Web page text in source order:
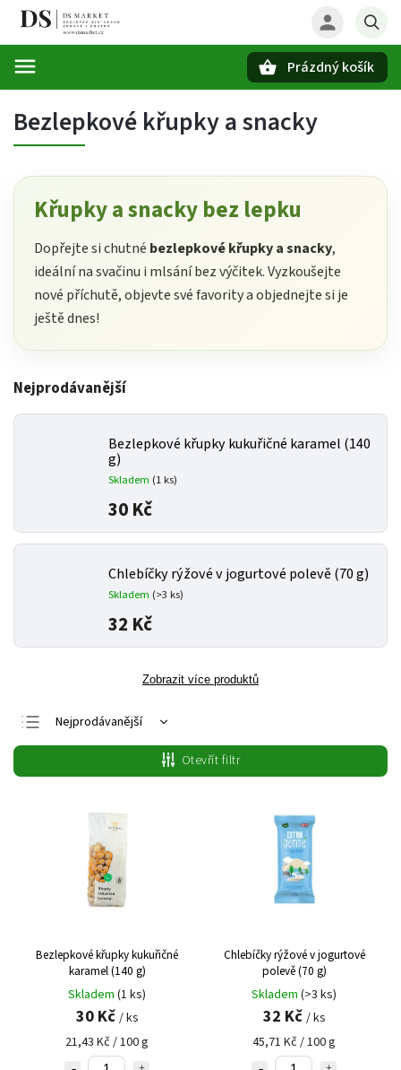
Prázdný košík
Bezlepkové křupky a snacky
Křupky a snacky bez lepku
Dopřejte si chutné bezlepkové křupky a snacky,
ideální na svačinu i mlsání bez výčitek. Vyzkoušejte
nové příchutě, objevte své favority a objednejte si je
ještě dnes!
Nejprodávanější
Bezlepkové křupky kukuřičné karamel (140
g)
Skladem (1 ks)
30 Kč
Chlebíčky rýžové v jogurtové polevě (70 g)
Skladem (>3 ks)
32 Kč
Zobrazit více produktů
Nejprodávanější
Nejlevnější
Nejdražší
Abecedně
Otevřít filtr
Bezlepkové křupky kukuřičné
karamel (140 g)
Skladem (1 ks)
30 Kč / ks
21,43 Kč / 100 g
Chlebíčky rýžové v jogurtové
polevě (70 g)
Skladem (>3 ks)
32 Kč / ks
45,71 Kč / 100 g